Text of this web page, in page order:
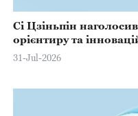
Сі Цзіньпін
орієнтиру та
31-Jul-2026